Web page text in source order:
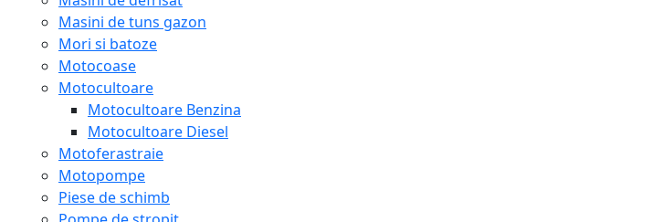
Masini de tuns gazon
Mori si batoze
Motocoase
Motocultoare
Motocultoare Benzina
Motocultoare Diesel
Motoferastraie
Motopompe
Piese de schimb